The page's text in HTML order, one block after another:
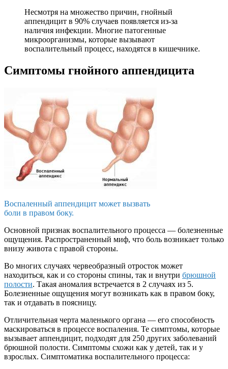
Несмотря на множество причин, гнойный
аппендицит в 90% случаев появляется из-за
наличия инфекции. Многие патогенные
микроорганизмы, которые вызывают
воспалительный процесс, находятся в кишечнике.
Симптомы гнойного аппендицита
Воспаленный аппендицит может вызвать
боли в правом боку.
Основной признак воспалительного процесса — болезненные
ощущения. Распространенный миф, что боль возникает только
внизу живота с правой стороны.
Во многих случаях червеобразный отросток может
находиться, как и со стороны спины, так и внутри брюшной
полости. Такая аномалия встречается в 2 случаях из 5.
Болезненные ощущения могут возникать как в правом боку,
так и отдавать в поясницу.
Отличительная черта маленького органа — его способность
маскироваться в процессе воспаления. Те симптомы, которые
вызывает аппендицит, подходят для 250 других заболеваний
брюшной полости. Симптомы схожи как у детей, так и у
взрослых. Симптоматика воспалительного процесса: